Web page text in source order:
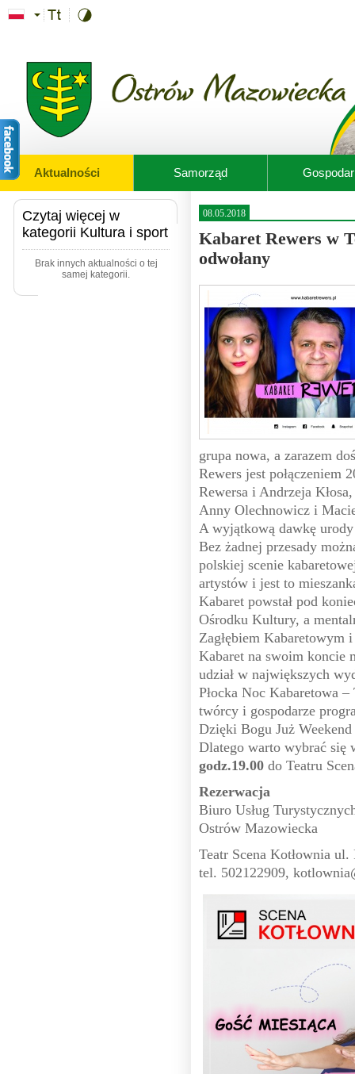
Przejdź do treści
Aktualności Samorząd
Czytaj więcej w
kategorii Kultura i sport
Brak innych aktualności o tej
samej kategorii.
08.05.2018
Kabaret Rewers w
odwołany
grupa nowa, a zarazem
Rewers jest połączeniem
Rewersa i Andrzeja
Anny Olechnowicz i
A wyjątkową dawkę
Bez żadnej przesady
polskiej scenie
artystów i jest to
Kabaret powstał pod
Ośrodku Kultury, a
Zagłębiem Kabaretowym
Kabaret na swoim koncie
udział w największych
Płocka Noc Kabaretowa
twórcy i gospodarze
Dzięki Bogu Już
Dlatego warto wybrać się
godz.19.00 do Teatru
Rezerwacja
Biuro Usług
Ostrów Mazowiecka
Teatr Scena Kotłownia
tel. 502122909,